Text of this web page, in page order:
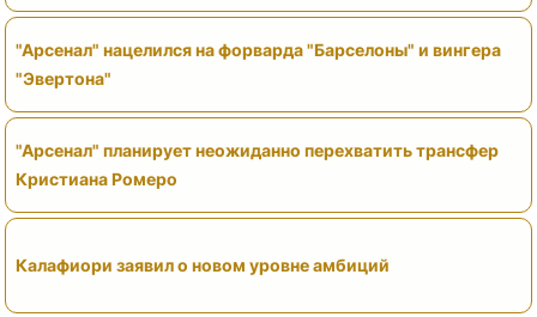
"Арсенал" нацелился на форварда "Барселоны" и вингера
"Эвертона"
"Арсенал" планирует неожиданно перехватить трансфер
Кристиана Ромеро
Калафиори заявил о новом уровне амбиций